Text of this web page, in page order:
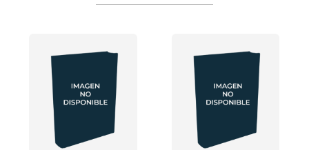
aux croyants...
et la personnalité d'une femme trop longtemps...